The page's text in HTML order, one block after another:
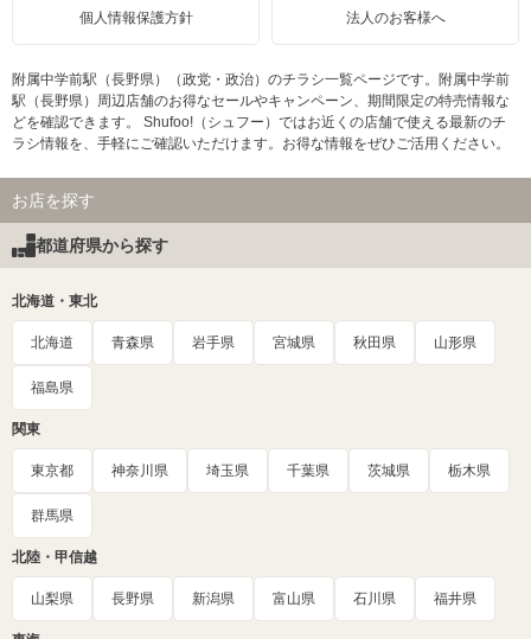
個人情報保護方針 法人のお客様へ
附属中学前駅（長野県）（政党・政治）のチラシ一覧ページです。附属中学前
駅（長野県）周辺店舗のお得なセールやキャンペーン、期間限定の特売情報な
どを確認できます。 Shufoo!（シュフー）ではお近くの店舗で使える最新のチ
ラシ情報を、手軽にご確認いただけます。お得な情報をぜひご活用ください。
お店を探す
都道府県から探す
北海道・東北
北海道 青森県 岩手県 宮城県 秋田県 山形県
福島県
関東
東京都 神奈川県 埼玉県 千葉県 茨城県 栃木県
群馬県
北陸・甲信越
山梨県 長野県 新潟県 富山県 石川県 福井県